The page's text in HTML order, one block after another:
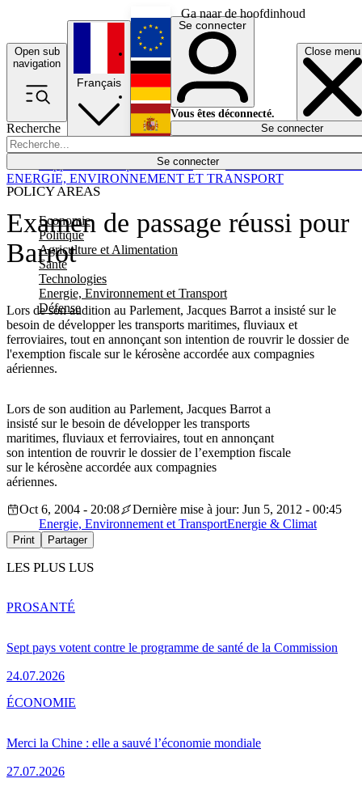
Ga naar de hoofdinhoud
Open sub
navigation
Close menu
Recherche
Se connecter
POLICY AREAS
Economie
Politique
Agriculture et Alimentation
Santé
Technologies
Energie, Environnement et Transport
Défense
Économie
Français
English
Deutsch
Español
Se connecter
Vous êtes déconnecté.
Se connecter
Examen de passage réussi pour
Barrot
Lors de son audition au Parlement, Jacques Barrot a insisté sur le
besoin de développer les transports maritimes, fluviaux et
ferroviaires, tout en annonçant son intention de rouvrir le dossier de
l'exemption fiscale sur le kérosène accordée aux compagnies
aériennes.
ENERGIE, ENVIRONNEMENT ET TRANSPORT
Lors de son audition au Parlement, Jacques Barrot a
insisté sur le besoin de développer les transports
maritimes, fluviaux et ferroviaires, tout en annonçant
son intention de rouvrir le dossier de l’exemption fiscale
sur le kérosène accordée aux compagnies
aériennes.
Oct 6, 2004 - 20:08
Dernière mise à jour: Jun 5, 2012 - 00:45
Energie, Environnement et TransportEnergie & Climat
Print Partager
LES PLUS LUS
Sept pays votent contre le programme de santé de la Commission
24.07.2026
PROSANTÉ
Merci la Chine : elle a sauvé l’économie mondiale
27.07.2026
ÉCONOMIE